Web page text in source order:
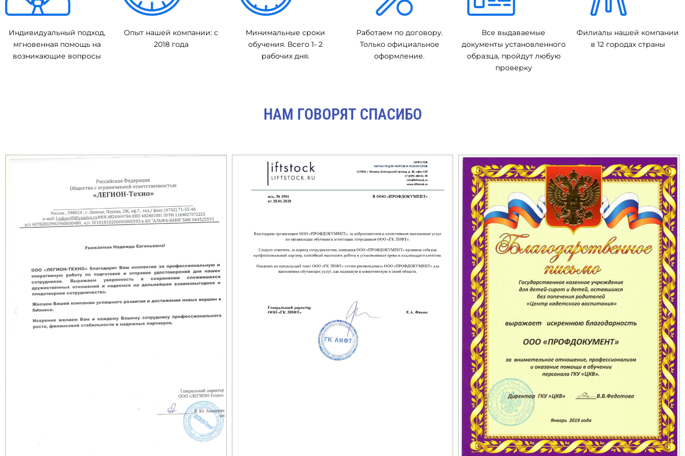
Индивидуальный подход,
мгновенная помощь на
возникающие вопросы
Опыт нашей компании: с
2018 года
Минимальные сроки
обучения. Всего 1- 2
рабочих дня.
Работаем по договору.
Только официальное
оформление.
Все выдаваемые
документы установленного
образца, пройдут любую
проверку
Филиалы нашей компании
в 12 городах страны
НАМ ГОВОРЯТ СПАСИБО